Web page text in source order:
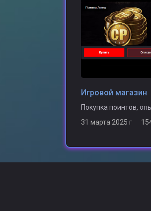
Игровой магазин
Покупка поинтов,
31 марта 2025 г